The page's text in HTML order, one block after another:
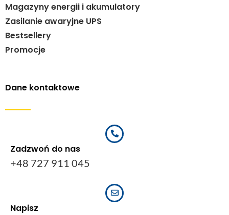
Magazyny energii i akumulatory
Zasilanie awaryjne UPS
Bestsellery
Promocje
Dane kontaktowe
Zadzwoń do nas
+48 727 911 045
Napisz